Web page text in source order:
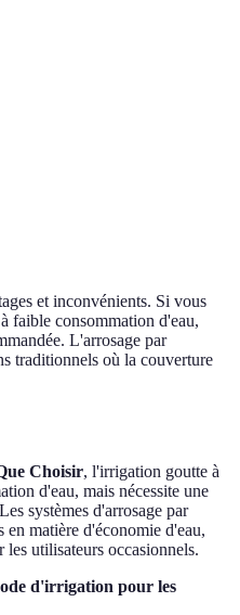
et inconvénients. Si vous
faible consommation d'eau,
L'arrosage par
traditionnels où la couverture
Choisir, l'irrigation goutte à
d'eau, mais nécessite une
systèmes d'arrosage par
en matière d'économie d'eau,
utilisateurs occasionnels.
d'irrigation pour les